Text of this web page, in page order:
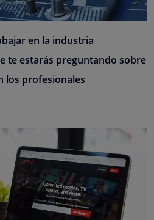
en la industria
te estarás preguntando sobre
los profesionales